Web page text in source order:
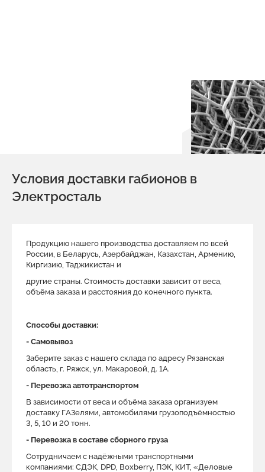
Условия доставки габионов в
Электросталь
Продукцию нашего производства доставляем по всей
России, в Беларусь, Азербайджан, Казахстан, Армению,
Киргизию, Таджикистан и
другие страны. Стоимость доставки зависит от веса,
объёма заказа и расстояния до конечного пункта.
Способы доставки:
- Самовывоз
Заберите заказ с нашего склада по адресу Рязанская
область, г. Ряжск, ул. Макаровой, д. 1A.
- Перевозка автотранспортом
В зависимости от веса и объёма заказа организуем
доставку ГАЗелями, автомобилями грузоподъёмностью
3, 5, 10 и 20 тонн.
- Перевозка в составе сборного груза
Сотрудничаем с надёжными транспортными
компаниями: СДЭК, DPD, Boxberry, ПЭК, КИТ, «Деловые